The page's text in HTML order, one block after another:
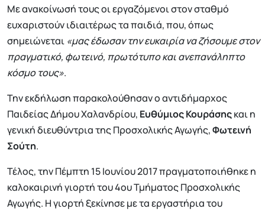
Με ανακοίνωσή τους οι εργαζόμενοι στον σταθμό
ευχαριστούν ιδιαιτέρως τα παιδιά, που, όπως
σημειώνεται «μας έδωσαν την ευκαιρία να ζήσουμε στον
πραγματικό, φωτεινό, πρωτότυπο και ανεπανάληπτο
κόσμο τους».
Την εκδήλωση παρακολούθησαν ο αντιδήμαρχος
Παιδείας Δήμου Χαλανδρίου, Ευθύμιος Κουράσηςκαι η
γενική διευθύντρια της Προσχολικής Αγωγής,Φωτεινή
Σούτη.
Τέλος, την Πέμπτη 15 Ιουνίου 2017 πραγματοποιήθηκε η
καλοκαιρινή γιορτή του 4ου Τμήματος Προσχολικής
Αγωγής. Η γιορτή ξεκίνησε με τα εργαστήρια του